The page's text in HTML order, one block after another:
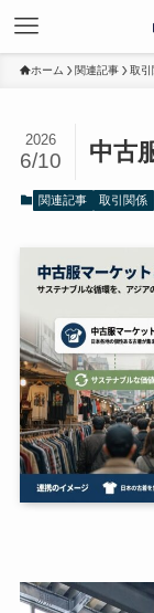
ホーム 関連記事 取引
中古
2026
6/10
関連記事 取引関係